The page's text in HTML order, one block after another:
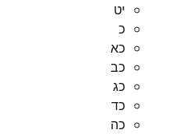
יט
כ
כא
כב
כג
כד
כה